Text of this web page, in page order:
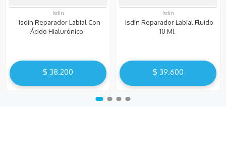
Isdin
Isdin Reparador Labial Con
Ácido Hialurónico
$ 38.200
Isdin
Isdin Reparador Labial Fluido
10 Ml
$ 39.600